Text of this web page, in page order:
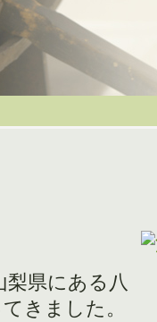
県にある八
きました。